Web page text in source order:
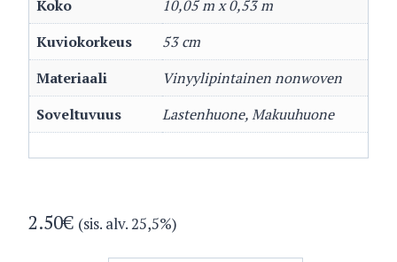
Koko
10,05 m x 0,53 m
Kuviokorkeus
53 cm
Materiaali
Vinyylipintainen nonwoven
Soveltuvuus
Lastenhuone, Makuuhuone
2.50€ (sis. alv. 25,5%)